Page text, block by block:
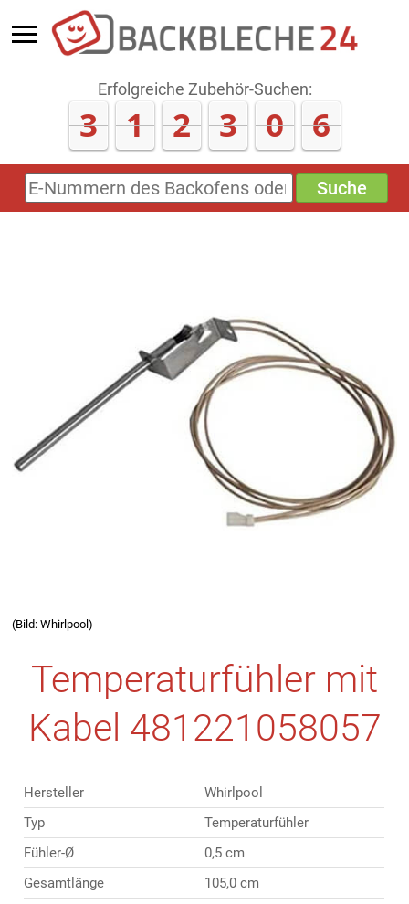
Erfolgreiche Zubehör-Suchen:
3 1 2 3 0 8
E-
Nummern
Suche
(Bild: Whirlpool)
Temperaturfühler mit
Kabel 481221058057
Hersteller
Whirlpool
Typ
Temperaturfühler
Fühler-Ø
0,5 cm
Gesamtlänge
105,0 cm